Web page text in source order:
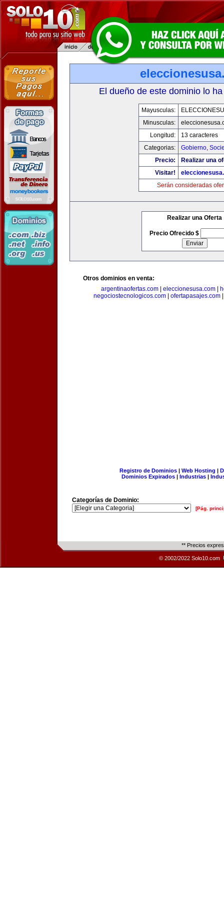
El dueño de este dominio lo
Mayusculas:
Minusculas:
Longitud:
13 caracteres
Categorias:
Gobierno,
Precio:
Realizar una
Visitar!
Serán consideradas
Realizar una Oferta
Precio Ofrecido $
Otros dominios en venta:
argentinaofertas.com| eleccionesusa.com|
negociostecnologicos.com
ofertapasajes.com
Registro de Dominios| Web Hosting |
Dominios Expirados | Industrias |
Categorías de Dominio:
[Pág.
** Precios
© 2002/2022 Solo10.com